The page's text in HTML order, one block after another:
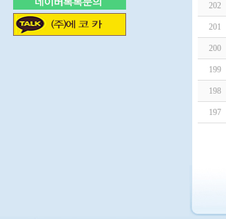
202
201
200
199
198
197